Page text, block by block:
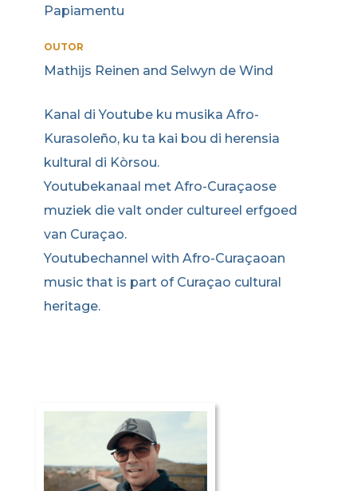
Papiamentu
OUTOR
Mathijs Reinen and Selwyn de Wind
Kanal di Youtube ku musika Afro-
Kurasoleño, ku ta kai bou di herensia
kultural di Kòrsou.
Youtubekanaal met Afro-Curaçaose
muziek die valt onder cultureel erfgoed
van Curaçao.
Youtubechannel with Afro-Curaçaoan
music that is part of Curaçao cultural
heritage.